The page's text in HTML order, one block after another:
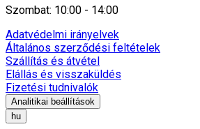
Szombat: 10:00 - 14:00
Adatvédelmi irányelvek
Általános szerződési feltételek
Szállítás és átvétel
Elállás és visszaküldés
Fizetési tudnivalók
Analitikai beállítások
hu